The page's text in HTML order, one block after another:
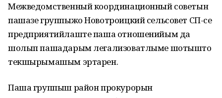
Межведомственный координационный советын
пашазе группыжо Новотроицкий сельсовет СП-се
предприятийлаште паша отношенийым да
шолып пашадарым легализоватлыме шотышто
текшырымашым эртарен.
Паша группыш район прокурорын